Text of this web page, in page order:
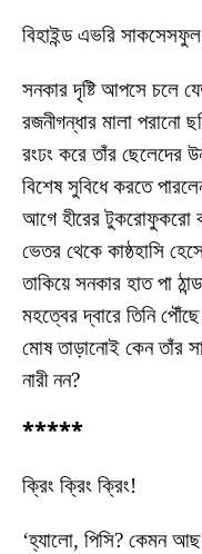
বিহাইন্ড এভরি
সনকার দৃষ্টি আপসে চলে
রজনীগন্ধার মালা পরানো
রংঢং করে তাঁর ছেলেদের
বিশেষ সুবিধে করতে
আগে হীরের টুকরোফুকরো
ভেতর থেকে কাষ্ঠহাসি
তাকিয়ে সনকার হাত পা
মহত্বের দ্বারে তিনি
মোষ তাড়ানোই কেন তাঁর
নারী নন?
*****
ক্রিং ক্রিং ক্রিং!
‘হ্যালো, পিসি? কেমন